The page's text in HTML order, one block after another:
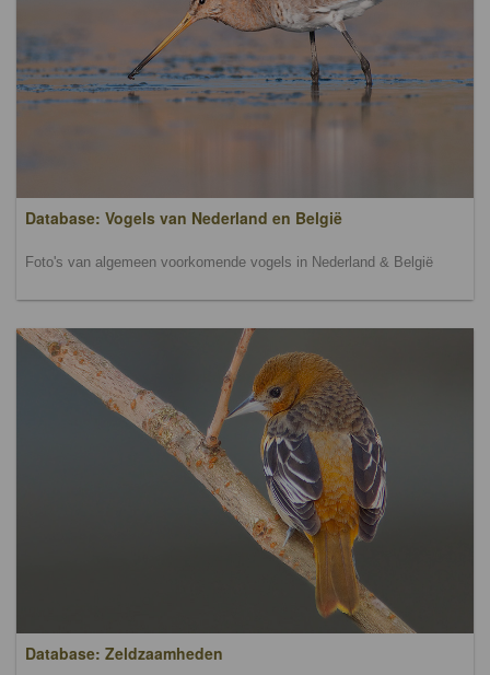
Database: Vogels van Nederland en België
Foto's van algemeen voorkomende vogels in Nederland & België
Database: Zeldzaamheden